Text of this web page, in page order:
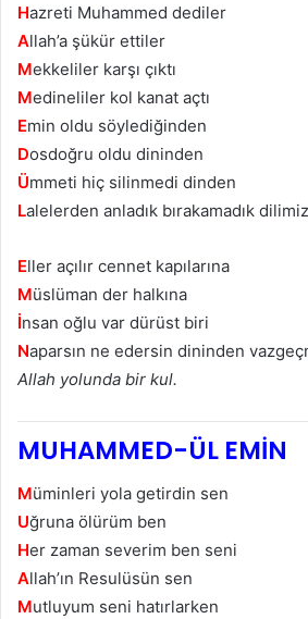
Hazreti Muhammed dediler
Allah’a şükür ettiler
Mekkeliler karşı çıktı
Medineliler kol kanat açtı
Emin oldu söylediğinden
Dosdoğru oldu dininden
Ümmeti hiç silinmedi dinden
Lalelerden anladık bırakamadık
Eller açılır cennet kapılarına
Müslüman der halkına
İnsan oğlu var dürüst biri
Naparsın ne edersin dininden
Allah yolunda bir kul.
MUHAMMED-ÜL EMİN
Müminleri yola getirdin sen
Uğruna ölürüm ben
Her zaman severim ben seni
Allah’ın Resulüsün sen
Mutluyum seni hatırlarken